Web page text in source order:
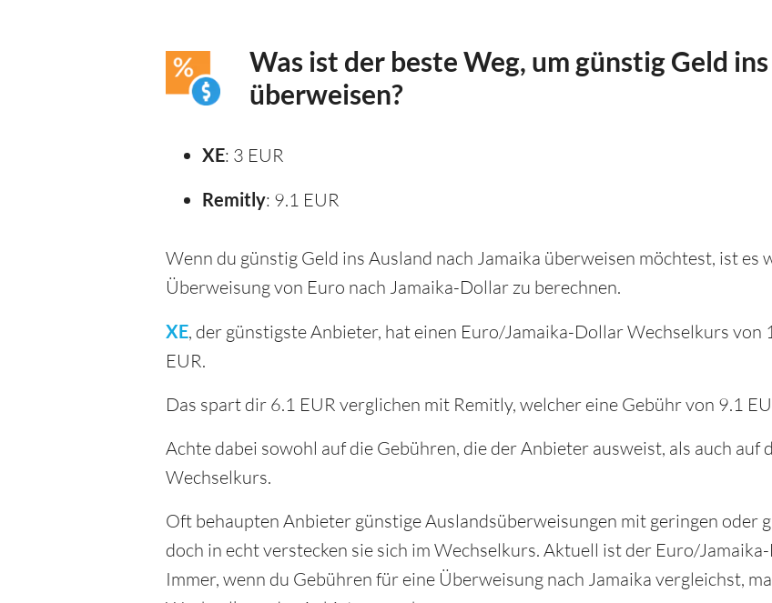
Was ist der beste Weg, um günstig Geld
überweisen?
XE: 3 EUR
Remitly: 9.1 EUR
Wenn du günstig Geld ins Ausland nach Jamaika überweisen möchtest, ist es
Überweisung von Euro nach Jamaika-Dollar zu berechnen.
XE, der günstigste Anbieter, hat einen Euro/Jamaika-Dollar Wechselkurs
EUR.
Das spart dir 6.1 EUR verglichen mit Remitly, welcher eine Gebühr von 9.1
Achte dabei sowohl auf die Gebühren, die der Anbieter ausweist, als auch
Wechselkurs.
Oft behaupten Anbieter günstige Auslandsüberweisungen mit geringen oder
doch in echt verstecken sie sich im Wechselkurs. Aktuell ist der Euro/
Immer, wenn du Gebühren für eine Überweisung nach Jamaika vergleichst,